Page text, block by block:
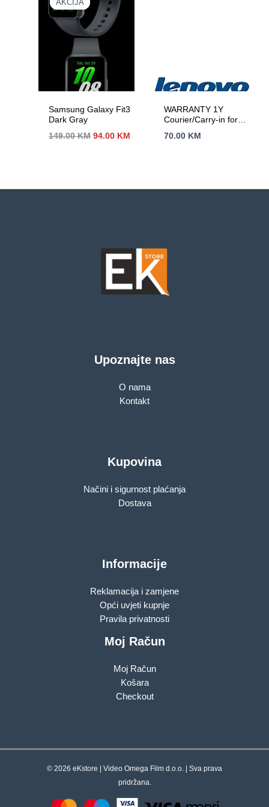
AKCIJA
AKCIJA
Samsung Galaxy Fit3
Dark Gray
149.00KM Izvorna
94.00 KM Trenutna
WARRANTY 1Y
Courier/Carry-in for
IdeaPad, IdeaPad
70.00 KM
Upoznajte nas
O nama
Kontakt
Kupovina
Načini i sigurnost plaćanja
Dostava
Informacije
Reklamacija i zamjene
Opći uvjeti kupnje
Pravila privatnosti
Moj Račun
Moj Račun
Košara
Checkout
© 2026 eKstore | Video Omega Film d.o.o. | Sva prava
pridržana.